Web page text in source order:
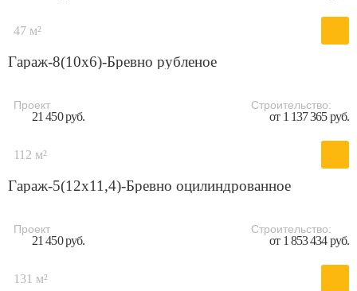
47 м²
Гараж-8(10x6)-Бревно рубленое
Проект
21 450 руб.
Строительство:
от 1 137 365 руб.
112 м²
Гараж-5(12x11,4)-Бревно оцилиндрованное
Проект
21 450 руб.
Строительство:
от 1 853 434 руб.
131 м²